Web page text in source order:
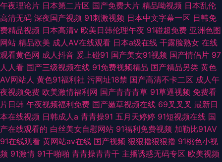
午夜理论片 日本第二片区 国产免费大片 精品呦视频 日本乱伦
高清无码 深夜国产视频 91刺激视频 日本中文字幕一区 日韩免
费精品视频 日本高清v 欧美日韩伦理午夜 91碰超免费 亚洲色图
网站 精品欧美 成人AV在线观看 日本a级在线 干露脸熟女 在线
观看黄色网 成人抖音 爰上碰91 国产美女91视频 国产情侣片 97
人人看 国产三级视频在线 91免费视频精品 国产精品另类 黄色
AV网站人 黄色91福利社 污网址18禁 国产高清不卡二区 成人午
夜视频免费 欧美激情福利网 国产青青青草 91草逼视频 免费看
片日韩 午夜视频福利免费 国产嫩草视频在线 69叉叉叉 最新日
本在线视频 日韩成人a 青青操91 五月天婷婷 91短视频在线 国
产在线观看的 白丝美女自慰网站 91福利免费视频 加勒比91AV
91在线观看 黄网站av在线 国产视频 狠狠擼狠狠擼 91桃色小视
频 91激情 91干啪啪 青青操青青干 主播诱惑无码专区 欧美视频